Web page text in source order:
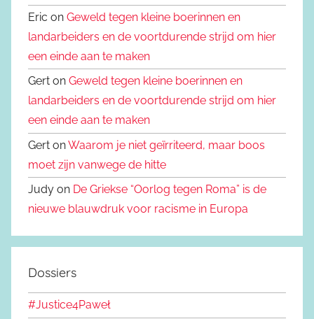
Eric on Geweld tegen kleine boerinnen en
landarbeiders en de voortdurende strijd om hier
een einde aan te maken
Gert on Geweld tegen kleine boerinnen en
landarbeiders en de voortdurende strijd om hier
een einde aan te maken
Gert onWaarom je niet geïrriteerd, maar boos
moet zijn vanwege de hitte
Judy on De Griekse “Oorlog tegen Roma” is de
nieuwe blauwdruk voor racisme in Europa
Dossiers
#Justice4Paweł